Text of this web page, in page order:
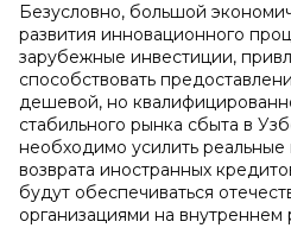
Безусловно, большой
развития инновационного
зарубежные инвестиции,
способствовать
дешевой, но
стабильного рынка сбыта в
необходимо усилить реальные
возврата иностранных
будут обеспечиваться
организациями на